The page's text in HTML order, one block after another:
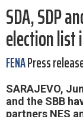
SDA, SDP
election list
FENAPress
SARAJEVO,
and the SBB
partners NES